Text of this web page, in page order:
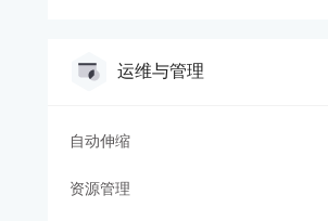
运维与管理
自动伸缩
资源管理